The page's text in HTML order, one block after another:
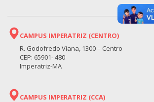
CAMPUS IMPERATRIZ (CENTRO)
R. Godofredo Viana, 1300 – Centro
CEP: 65901- 480
Imperatriz-MA
CAMPUS IMPERATRIZ (CCA)